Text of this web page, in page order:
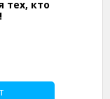
тех, кто